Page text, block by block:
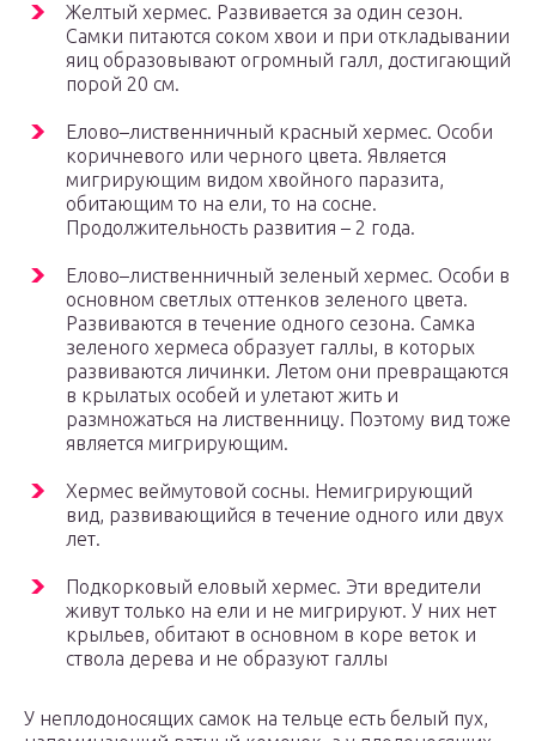
Желтый хермес. Развивается за один сезон.
Самки питаются соком хвои и при откладывании
яиц образовывают огромный галл, достигающий
порой 20 см.
Елово–лиственничный красный хермес. Особи
коричневого или черного цвета. Является
мигрирующим видом хвойного паразита,
обитающим то на ели, то на сосне.
Продолжительность развития – 2 года.
Елово–лиственничный зеленый хермес. Особи в
основном светлых оттенков зеленого цвета.
Развиваются в течение одного сезона. Самка
зеленого хермеса образует галлы, в которых
развиваются личинки. Летом они превращаются
в крылатых особей и улетают жить и
размножаться на лиственницу. Поэтому вид тоже
является мигрирующим.
Хермес веймутовой сосны. Немигрирующий
вид, развивающийся в течение одного или двух
лет.
Подкорковый еловый хермес. Эти вредители
живут только на ели и не мигрируют. У них нет
крыльев, обитают в основном в коре веток и
ствола дерева и не образуют галлы
У неплодоносящих самок на тельце есть белый пух,